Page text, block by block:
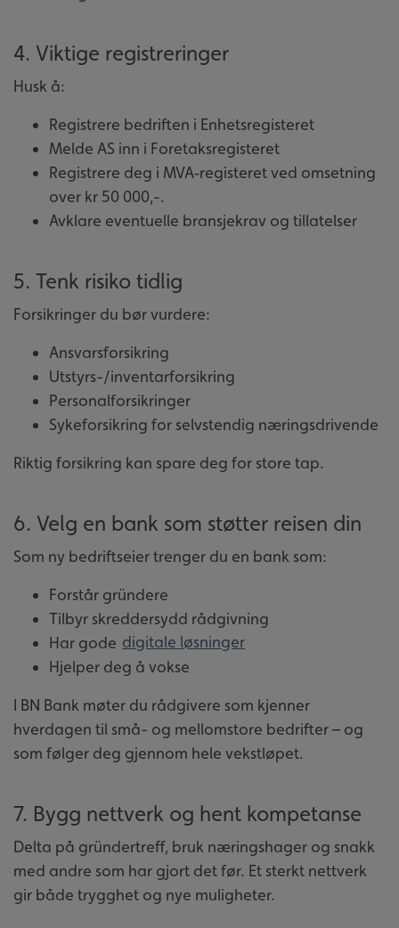
4. Viktige registreringer
Husk å:
Registrere bedriften i Enhetsregisteret
Melde AS inn i Foretaksregisteret
Registrere deg i MVA‑registeret ved omsetning
over kr 50 000,-.
Avklare eventuelle bransjekrav og tillatelser
5. Tenk risiko tidlig
Forsikringer du bør vurdere:
Ansvarsforsikring
Utstyrs-/inventarforsikring
Personalforsikringer
Sykeforsikring for selvstendig næringsdrivende
Riktig forsikring kan spare deg for store tap.
6. Velg en bank som støtter reisen din
Som ny bedriftseier trenger du en bank som:
Forstår gründere
Tilbyr skreddersydd rådgivning
Har gode digitale løsninger
Hjelper deg å vokse
I BN Bank møter du rådgivere som kjenner
hverdagen til små- og mellomstore bedrifter – og
som følger deg gjennom hele vekstløpet.
7. Bygg nettverk og hent kompetanse
Delta på gründertreff, bruk næringshager og snakk
med andre som har gjort det før. Et sterkt nettverk
gir både trygghet og nye muligheter.